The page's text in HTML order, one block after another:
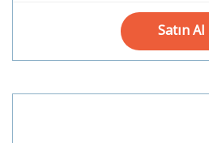
Satın Al